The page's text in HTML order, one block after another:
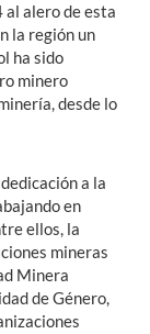
alero de esta
la región un
ha sido
minero
desde lo
a la
en
ellos, la
mineras
Minera
de Género,